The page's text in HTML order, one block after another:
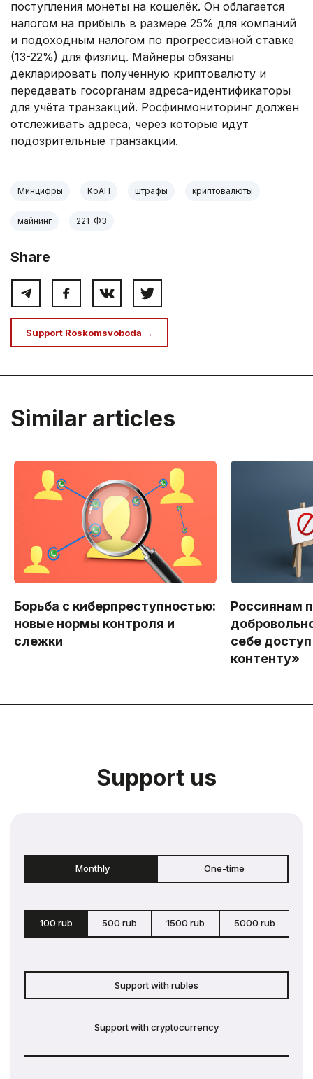
поступления монеты на кошелёк. Он облагается
налогом на прибыль в размере 25% для компаний
и подоходным налогом по прогрессивной ставке
(13-22%) для физлиц. Майнеры обязаны
декларировать полученную криптовалюту и
передавать госорганам адреса-идентификаторы
для учёта транзакций. Росфинмониторинг должен
отслеживать адреса, через которые идут
подозрительные транзакции.
Минцифры КоАП штрафы криптовалюты
майнинг 221-ФЗ
Share
Support Roskomsvoboda →
Similar articles
Борьба с киберпреступностью:
новые нормы контроля и
слежки
Россиянам
себе
контенту»
Support us
Monthly One-time
100 rub 500 rub 1500 rub 5000 rub
Support with rubles
Support with cryptocurrency